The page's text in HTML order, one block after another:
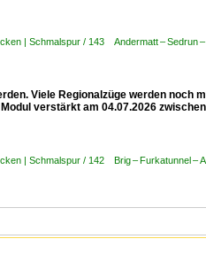
| Schmalspur / 143 Andermatt –
Viele Regionalzüge werden noch
verstärkt am 04.07.2026
| Schmalspur / 142 Brig – Furkatunnel –